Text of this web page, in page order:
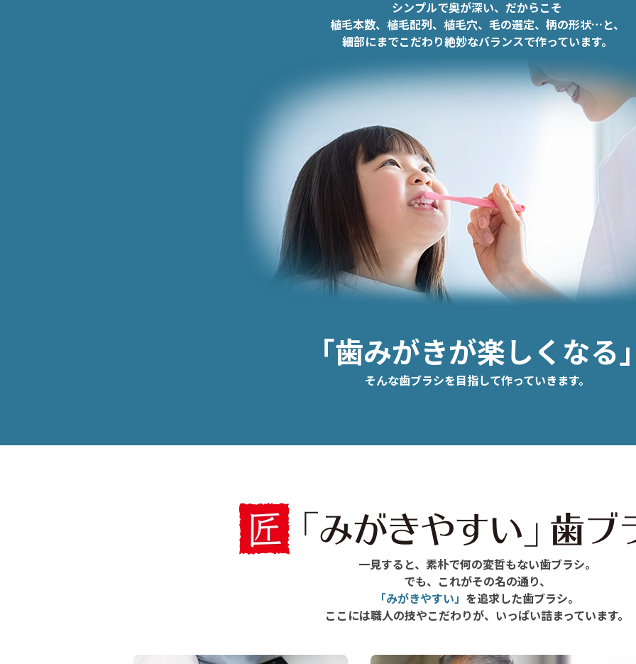
シンプルで奥が深い、だからこそ
植毛本数、植毛配列、植毛穴、毛の選定、柄の形状…と、
細部にまでこだわり絶妙なバランスで作っています。
「歯みがきが楽しくなる
そんな歯ブラシを目指して作っていきます。
一見すると、素朴で何の変哲もない歯ブラシ。
でも、これがその名の通り、
「みがきやすい」 を追求した歯ブラシ。
ここには職人の技やこだわりが、いっぱい詰まっています。